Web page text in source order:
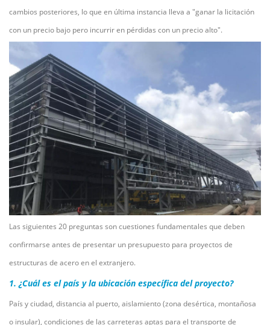
cambios posteriores, lo que en última instancia lleva a "ganar la licitación
con un precio bajo pero incurrir en pérdidas con un precio alto".
Las siguientes 20 preguntas son cuestiones fundamentales que deben
confirmarse antes de presentar un presupuesto para proyectos de
estructuras de acero en el extranjero.
1. ¿Cuál es el país y la ubicación específica del proyecto?
País y ciudad, distancia al puerto, aislamiento (zona desértica, montañosa
o insular), condiciones de las carreteras aptas para el transporte de